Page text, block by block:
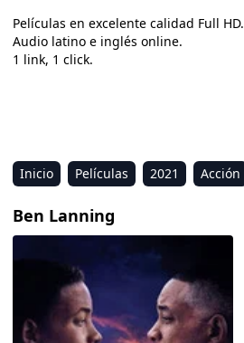
Películas en excelente calidad Full HD.
Audio latino e inglés online.
1 link, 1 click.
Inicio Películas 2021 Acción
Estreno
Kids
Ben Lanning